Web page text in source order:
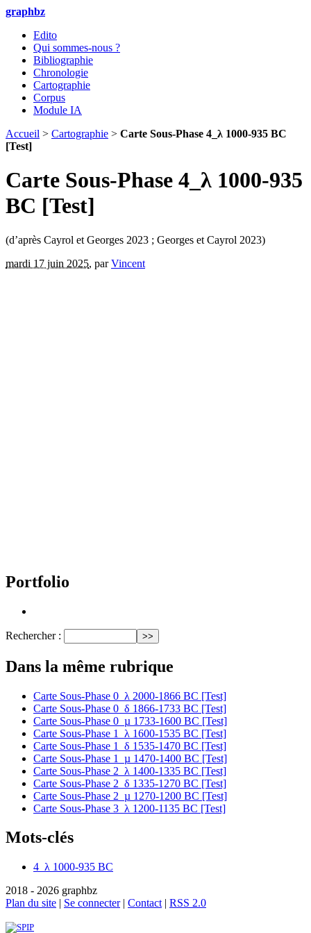
graphbz
Edito
Qui sommes-nous ?
Bibliographie
Chronologie
Cartographie
Corpus
Module IA
Accueil > Cartographie > Carte Sous-Phase 4_λ 1000-935 BC
[Test]
Carte Sous-Phase 4_λ 1000-935
BC [Test]
(d’après Cayrol et Georges 2023 ; Georges et Cayrol 2023)
mardi 17 juin 2025, parVincent
Portfolio
Rechercher :
Dans la même rubrique
Carte Sous-Phase 0_λ 2000-1866 BC [Test]
Carte Sous-Phase 0_δ 1866-1733 BC [Test]
Carte Sous-Phase 0_µ 1733-1600 BC [Test]
Carte Sous-Phase 1_λ 1600-1535 BC [Test]
Carte Sous-Phase 1_δ 1535-1470 BC [Test]
Carte Sous-Phase 1_µ 1470-1400 BC [Test]
Carte Sous-Phase 2_λ 1400-1335 BC [Test]
Carte Sous-Phase 2_δ 1335-1270 BC [Test]
Carte Sous-Phase 2_µ 1270-1200 BC [Test]
Carte Sous-Phase 3_λ 1200-1135 BC [Test]
Mots-clés
4_λ 1000-935 BC
2018 - 2026 graphbz
Plan du site | Se connecter| Contact | RSS 2.0